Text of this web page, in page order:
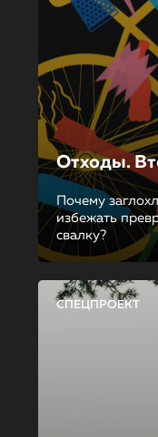
Отходы.
Почему
избежать
свалку?
СПЕЦПРОЕКТ